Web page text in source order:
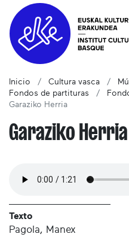
Inicio Cultura vasca
Fondos de partituras
Garaziko Herria
Garaziko Herria
Texto
Pagola, Manex